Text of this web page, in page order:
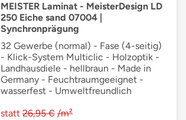
MEISTER Laminat - MeisterDesign LD
250 Eiche sand 07004 |
Synchronprägung
32 Gewerbe (normal) - Fase (4-seitig)
- Klick-System Multiclic - Holzoptik -
Landhausdiele - hellbraun - Made in
Germany - Feuchtraumgeeignet -
wasserfest - Umweltfreundlich
statt 26,95 € /m²